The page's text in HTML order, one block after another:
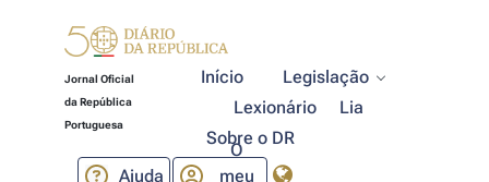
Jornal Oficial
da República
Portuguesa
Início
Legislação
Lexionário
Lia
Sobre o DR
Ajuda
O
meu